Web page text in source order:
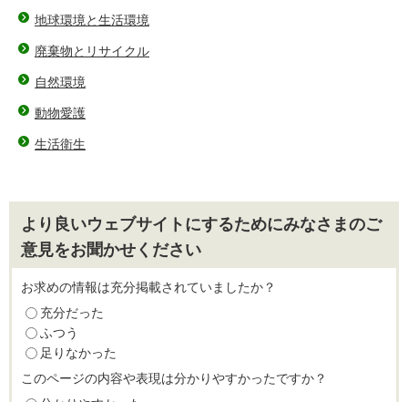
地球環境と生活環境
廃棄物とリサイクル
自然環境
動物愛護
生活衛生
より良いウェブサイトにするためにみなさまのご
意見をお聞かせください
お求めの情報は充分掲載されていましたか？
充分だった
ふつう
足りなかった
このページの内容や表現は分かりやすかったですか？